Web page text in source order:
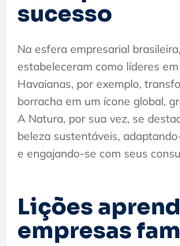
sucesso
Na esfera empresarial
estabeleceram como líderes
Havaianas, por exemplo,
borracha em um ícone global,
A Natura, por sua vez, se
beleza sustentáveis,
e engajando-se com seus
Lições
empresas